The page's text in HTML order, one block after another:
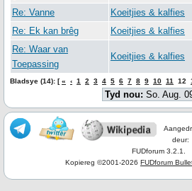
Re: Vanne Koeitjies & kalfies
Re: Ek kan brêg Koeitjies & kalfies
Re: Waar van
Toepassing
Koeitjies & kalfies
Bladsye (14): [« ‹ 1 2 3 4 5 6 7 8 9 10 11 12
Tyd nou: So. Aug.
deur:
FUDforum 3.2.1.
Kopiereg ©2001-2026 FUDforum